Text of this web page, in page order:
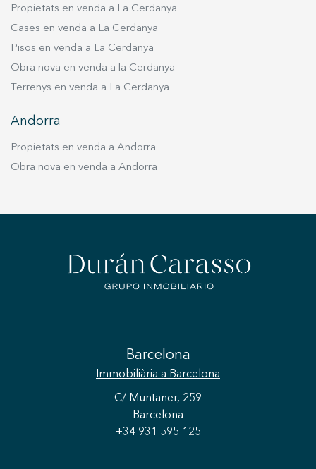
Propietats en venda a La Cerdanya
Cases en venda a La Cerdanya
Pisos en venda a La Cerdanya
Obra nova en venda a la Cerdanya
Terrenys en venda a La Cerdanya
Andorra
Propietats en venda a Andorra
Obra nova en venda a Andorra
Barcelona
Immobiliària a Barcelona
C/ Muntaner, 259
Barcelona
+34 931 595 125